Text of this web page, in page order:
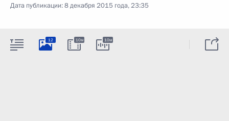
Дата публикации:8 декабря 2015 года, 23:35
12 10м 10м